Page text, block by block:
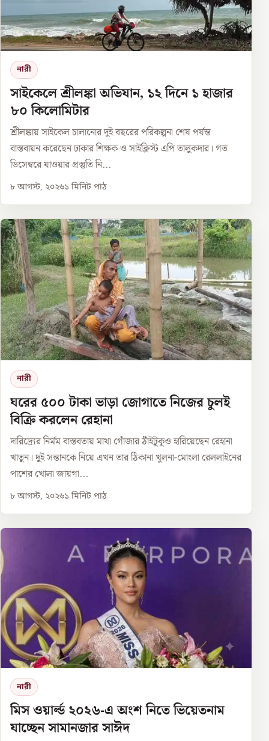
নারী
সাইকেলে শ্রীলঙ্কা অভিযান, ১২ দিনে ১ হাজার
৮০ কিলোমিটার
শ্রীলঙ্কায় সাইকেল চালানোর দুই বছরের পরিকল্পনা শেষ পর্যন্ত
বাস্তবায়ন করেছেন ঢাকার শিক্ষক ও সাইক্লিস্ট এপি তালুকদার। গত
ডিসেম্বরে যাওয়ার প্রস্তুতি নি...
৮ আগস্ট, ২০২৬১ মিনিট পাঠ
নারী
ঘরের ৫০০ টাকা ভাড়া জোগাতে নিজের চুলই
বিক্রি করলেন রেহানা
দারিদ্র্যের নির্মম বাস্তবতায় মাথা গোঁজার ঠাঁইটুকুও হারিয়েছেন রেহানা
খাতুন। দুই সন্তানকে নিয়ে এখন তার ঠিকানা খুলনা-মোংলা রেললাইনের
পাশের খোলা জায়গা...
৮ আগস্ট, ২০২৬১ মিনিট পাঠ
নারী
মিস ওয়ার্ল্ড ২০২৬-এ অংশ নিতে ভিয়েতনাম
যাচ্ছেন সামানজার সাঈদ